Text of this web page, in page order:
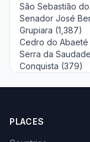
São Sebastião
Senador José
Grupiara (1,387)
Cedro do Abaeté
Serra da
Conquista (379)
PLACES